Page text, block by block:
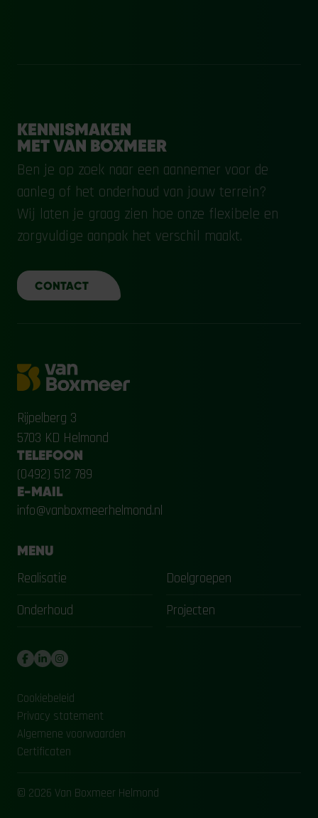
KENNISMAKEN
MET VAN BOXMEER
Ben je op zoek naar een aannemer voor de
aanleg of het onderhoud van jouw terrein?
Wij laten je graag zien hoe onze flexibele en
zorgvuldige aanpak het verschil maakt.
CONTACT
Rijpelberg 3
5703 KD Helmond
TELEFOON
(0492) 512 789
E-MAIL
info@vanboxmeerhelmond.nl
MENU
Realisatie
Onderhoud
Doelgroepen
Projecten
Cookiebeleid
Privacy statement
Algemene voorwaarden
Certificaten
© 2026 Van Boxmeer Helmond